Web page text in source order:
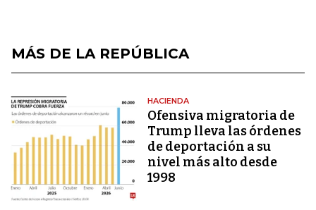
MÁS DE LA REPÚBLICA
HACIENDA
Ofensiva migratoria de
Trump lleva las órdenes
de deportación a su
nivel más alto desde
1998